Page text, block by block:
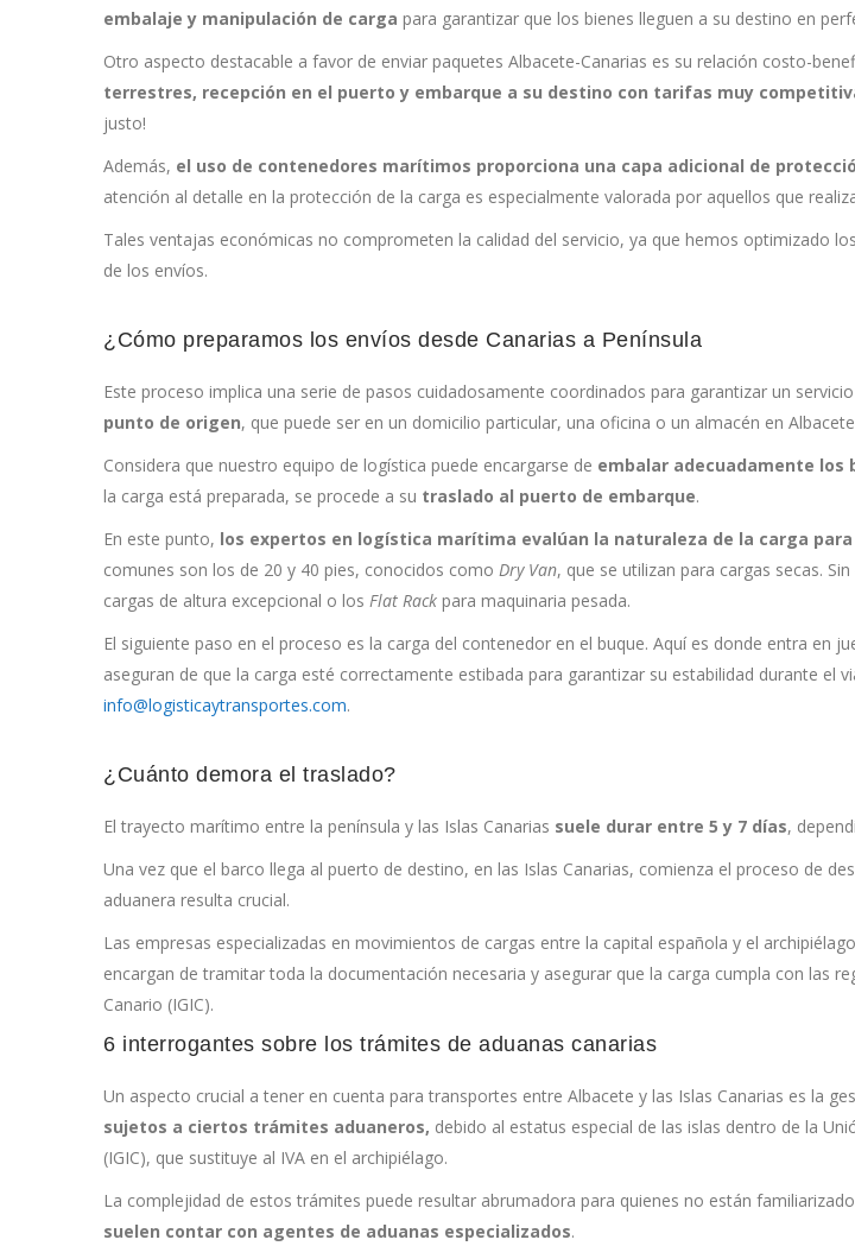
embalaje y manipulación de carga para garantizar que los bienes lleguen a su destino en
Otro aspecto destacable a favor de enviar paquetes Albacete-Canarias es su relación costo-
terrestres, recepción en el puerto y embarque a su destino con tarifas muy
justo!
Además, el uso de contenedores marítimos proporciona una capa adicional de
atención al detalle en la protección de la carga es especialmente valorada por aquellos que
Tales ventajas económicas no comprometen la calidad del servicio, ya que hemos optimizado
de los envíos.
¿Cómo preparamos los envíos desde Canarias a Península
Este proceso implica una serie de pasos cuidadosamente coordinados para garantizar un
punto de origen, que puede ser en un domicilio particular, una oficina o un almacén en
Considera que nuestro equipo de logística puede encargarse de embalar adecuadamente los
la carga está preparada, se procede a su traslado al puerto de embarque.
En este punto, los expertos en logística marítima evalúan la naturaleza de la carga
comunes son los de 20 y 40 pies, conocidos como Dry Van, que se utilizan para cargas secas.
cargas de altura excepcional o los Flat Rack para maquinaria pesada.
El siguiente paso en el proceso es la carga del contenedor en el buque. Aquí es donde entra en
aseguran de que la carga esté correctamente estibada para garantizar su estabilidad durante el
info@logisticaytransportes.com.
¿Cuánto demora el traslado?
El trayecto marítimo entre la península y las Islas Canarias suele durar entre 5 y 7 días,
Una vez que el barco llega al puerto de destino, en las Islas Canarias, comienza el proceso de
aduanera resulta crucial.
Las empresas especializadas en movimientos de cargas entre la capital española y el
encargan de tramitar toda la documentación necesaria y asegurar que la carga cumpla con las
Canario (IGIC).
6 interrogantes sobre los trámites de aduanas canarias
Un aspecto crucial a tener en cuenta para transportes entre Albacete y las Islas Canarias es la
sujetos a ciertos trámites aduaneros, debido al estatus especial de las islas dentro de la
(IGIC), que sustituye al IVA en el archipiélago.
La complejidad de estos trámites puede resultar abrumadora para quienes no están
suelen contar con agentes de aduanas especializados.